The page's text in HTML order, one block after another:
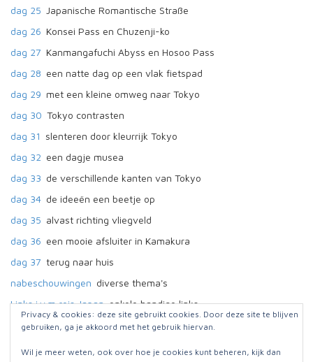
dag 25 Japanische Romantische Straße
dag 26 Konsei Pass en Chuzenji-ko
dag 27 Kanmangafuchi Abyss en Hosoo Pass
dag 28 een natte dag op een vlak fietspad
dag 29 met een kleine omweg naar Tokyo
dag 30 Tokyo contrasten
dag 31 slenteren door kleurrijk Tokyo
dag 32 een dagje musea
dag 33 de verschillende kanten van Tokyo
dag 34 de ideeën een beetje op
dag 35 alvast richting vliegveld
dag 36 een mooie afsluiter in Kamakura
dag 37 terug naar huis
nabeschouwingen diverse thema's
Links i.v.m reis Japan enkele handige links
Privacy & cookies: deze site gebruikt cookies. Door deze site te blijven
gebruiken, ga je akkoord met het gebruik hiervan.
Wil je meer weten, ook over hoe je cookies kunt beheren, kijk dan